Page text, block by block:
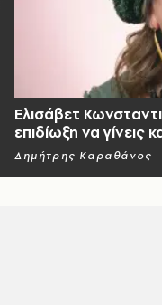
Ελισάβετ
επιδίωξη να γίνεις
Δημήτρης Καραθάνος